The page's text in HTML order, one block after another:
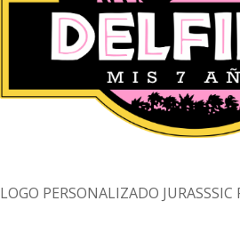
LOGO PERSONALIZADO JURASSSIC